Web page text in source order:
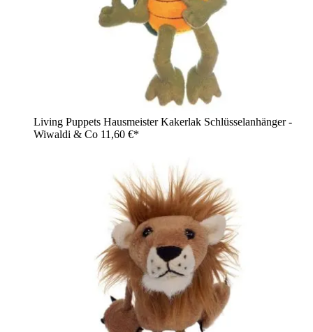
Living Puppets Hausmeister Kakerlak Schlüsselanhänger -
Wiwaldi & Co 11,60 €*